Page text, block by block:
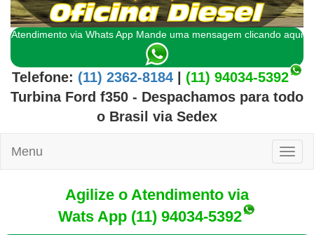
Atendimento via Whats App Mande uma mensagem clicando aqui
Telefone: (11) 2362-8184| (11) 94034-5392
Turbina Ford f350 - Despachamos para todo
o Brasil via Sedex
Menu
Agilize o Atendimento via
Wats App (11) 94034-5392